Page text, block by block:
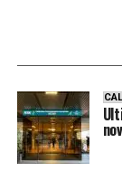
tensione è
potrebbe
LA